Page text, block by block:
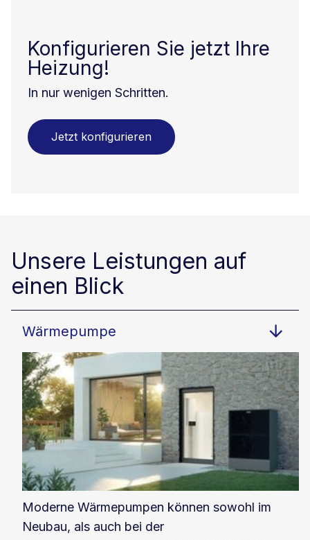
Konfigurieren Sie jetzt Ihre
Heizung!
In nur wenigen Schritten.
Jetzt konfigurieren
Unsere Leistungen auf
einen Blick
Wärmepumpe
Moderne Wärmepumpen können sowohl im
Neubau, als auch bei der